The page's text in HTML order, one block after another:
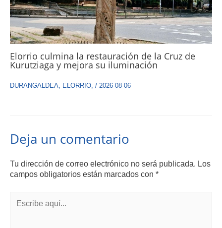
Elorrio culmina la restauración de la Cruz de
Kurutziaga y mejora su iluminación
DURANGALDEA, ELORRIO, / 2026-08-06
Deja un comentario
Tu dirección de correo electrónico no será publicada. Los
campos obligatorios están marcados con *